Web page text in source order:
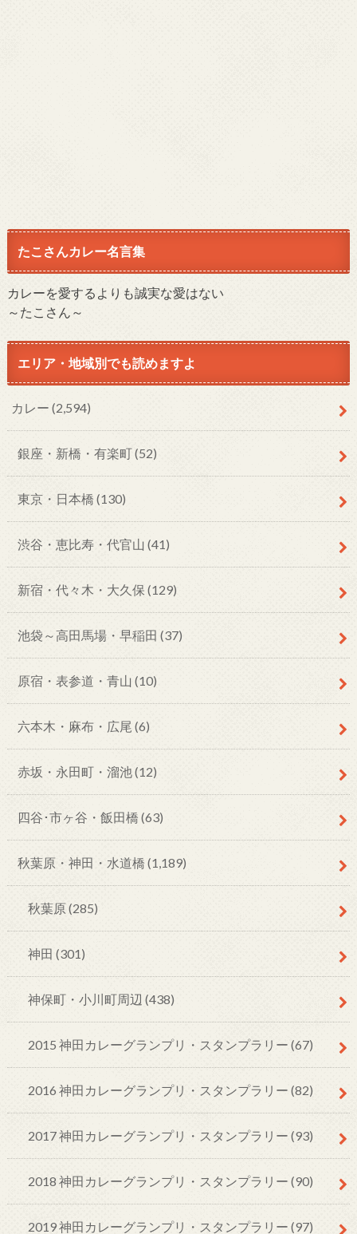
たこさんカレー名言集
カレーを愛するよりも誠実な愛はない
～たこさん～
エリア・地域別でも読めますよ
カレー (2,594)
銀座・新橋・有楽町(52)
東京・日本橋 (130)
渋谷・恵比寿・代官山 (41)
新宿・代々木・大久保 (129)
池袋～高田馬場・早稲田 (37)
原宿・表参道・青山 (10)
六本木・麻布・広尾 (6)
赤坂・永田町・溜池(12)
四谷･市ヶ谷・飯田橋 (63)
秋葉原・神田・水道橋 (1,189)
秋葉原(285)
神田 (301)
神保町・小川町周辺 (438)
2015 神田カレーグランプリ・スタンプラリー (67)
2016 神田カレーグランプリ・スタンプラリー (82)
2017 神田カレーグランプリ・スタンプラリー (93)
2018 神田カレーグランプリ・スタンプラリー (90)
2019 神田カレーグランプリ・スタンプラリー (97)